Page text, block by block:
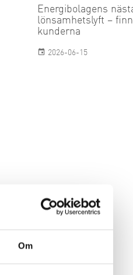
Om
Energibolagens
lönsamhetslyft –
kunderna
2026-06-15